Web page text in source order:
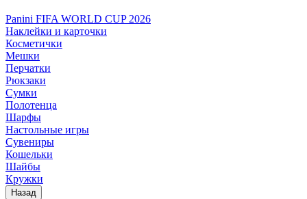
Panini FIFA WORLD CUP 2026
Наклейки и карточки
Косметички
Мешки
Перчатки
Рюкзаки
Сумки
Полотенца
Шарфы
Настольные игры
Сувениры
Кошельки
Шайбы
Кружки
Назад